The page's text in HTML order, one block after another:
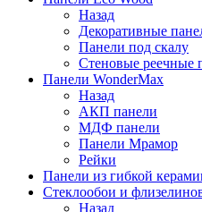
Назад
Декоративные
Панели под скалу
Стеновые реечные
Панели WonderMax
Назад
АКП панели
МДФ панели
Панели Мрамор
Рейки
Панели из гибкой
Стеклообои и
Назад